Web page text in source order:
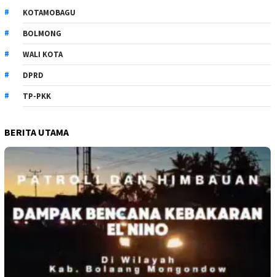
KOTAMOBAGU
BOLMONG
WALI KOTA
DPRD
TP-PKK
BERITA UTAMA